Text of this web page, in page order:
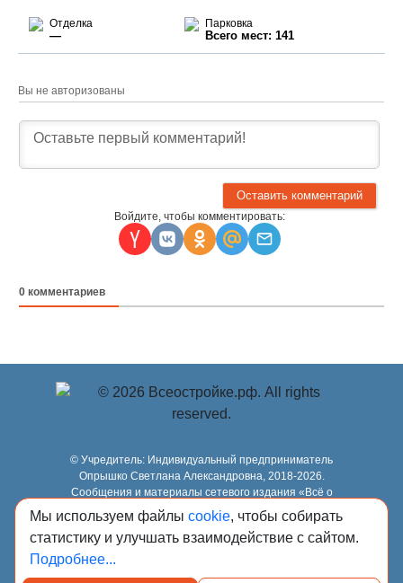
Отделка
—
Парковка
Всего мест: 141
Вы не авторизованы
Войдите, чтобы комментировать:
0 комментариев
© Учредитель: Индивидуальный предприниматель
Опрышко Светлана Александровна, 2018-2026.
Сообщения и материалы сетевого издания «Всё о
стройке» (зарегистрировано Федеральной службой по
надзору в сфере связи, информационных технологий и
массовых коммуникаций (Роскомнадзор) 13.03.2023 за
регистрационным номером Эл № ФС77-84949)
Мы используем файлы cookie, чтобы собирать
статистику и улучшать взаимодействие с сайтом.
Подробнее...